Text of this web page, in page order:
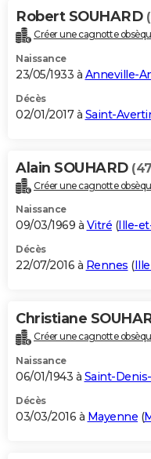
Robert SOUHARD
Créer une cagnotte
Naissance
23/05/1933 à Anneville-
Décès
02/01/2017 à Saint-
Alain SOUHARD
Créer une cagnotte
Naissance
09/03/1969 à Vitré (Ille-
Décès
22/07/2016 à Rennes (
Christiane
Créer une cagnotte
Naissance
06/01/1943 à Saint-
Décès
03/03/2016 à Mayenne (